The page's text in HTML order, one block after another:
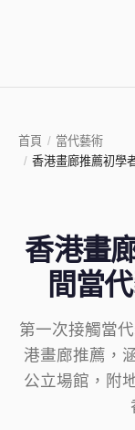
首頁 / 當代藝術
/ 香港畫廊推薦初學
香港畫
間當
第一次接觸當
港畫廊推薦，
公立場館，附